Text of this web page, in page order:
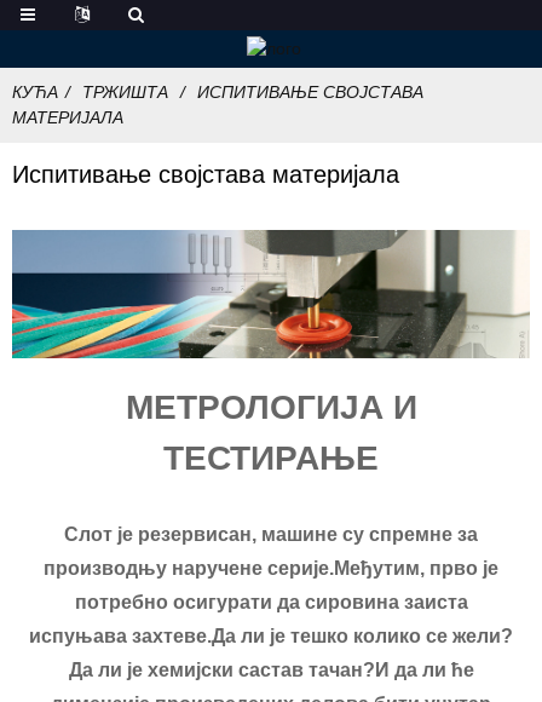
КУЋА ТРЖИШТА
ИСПИТИВАЊЕ СВОЈСТАВА
МАТЕРИЈАЛА
Испитивање својстава материјала
МЕТРОЛОГИЈА И
ТЕСТИРАЊЕ
Слот је резервисан, машине су спремне за
производњу наручене серије.Међутим, прво је
потребно осигурати да сировина заиста
испуњава захтеве.Да ли је тешко колико се жели?
Да ли је хемијски састав тачан?И да ли ће